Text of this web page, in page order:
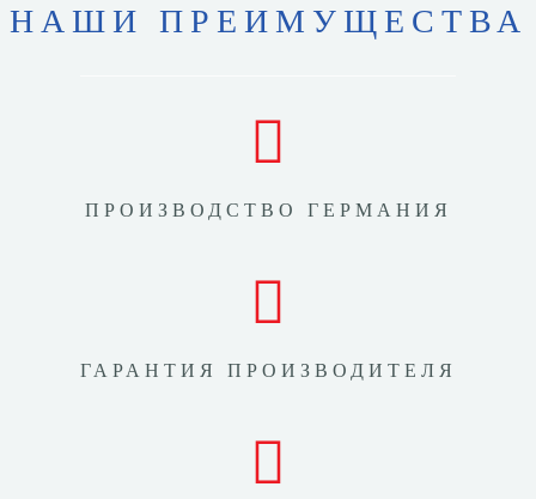
НАШИ ПРЕИМУЩЕСТВА
ПРОИЗВОДСТВО ГЕРМАНИЯ
ГАРАНТИЯ ПРОИЗВОДИТЕЛЯ